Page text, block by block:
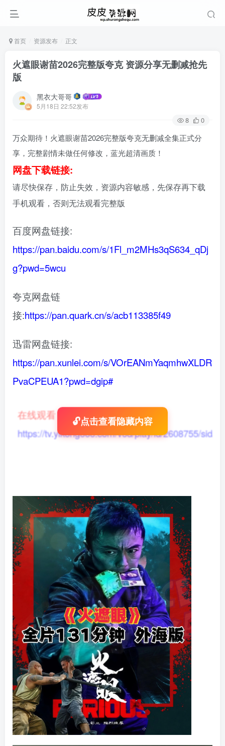
首页 资源发布 正文
火遮眼谢苗2026完整版夸克 资源分享无删减抢先
版
黑衣大哥哥
5月18日 22:52发布
8 0
万众期待！火遮眼谢苗2026完整版夸克无删减全集正式分
享，完整剧情未做任何修改，蓝光超清画质！
网盘下载链接:
请尽快保存，防止失效，资源内容敏感，先保存再下载
手机观看，否则无法观看完整版
百度网盘链接:
https://pan.baidu.com/s/1Fl_m2MHs3qS634_qDj
g?pwd=5wcu
夸克网盘链
接:https://pan.quark.cn/s/acb113385f49
迅雷网盘链接:
https://pan.xunlei.com/s/VOrEANmYaqmhwXLDR
PvaCPEUA1?pwd=dgip#
在线观看：
https://tv.yikong666.com/vod/play/id/2608755/sid/
🔓点击查看隐藏内容